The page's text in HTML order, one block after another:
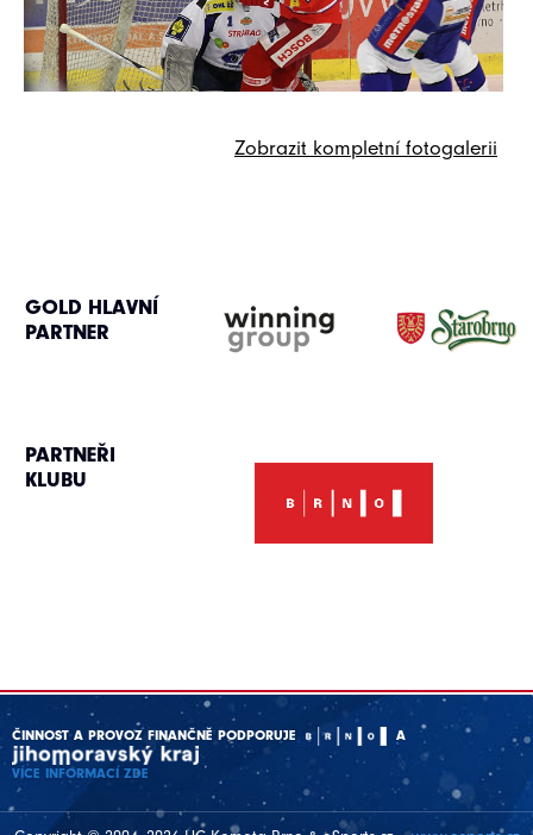
Zobrazit kompletní fotogalerii
GOLD HLAVNÍ
PARTNER
PARTNEŘI
KLUBU
ČINNOST A PROVOZ FINANČNĚ PODPORUJE A
VÍCE INFORMACÍ ZDE